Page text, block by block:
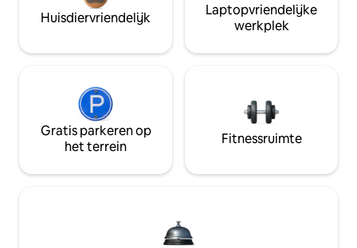
Huisdiervriendelijk
Laptopvriendelijke
werkplek
Gratis parkeren op
het terrein
Fitnessruimte